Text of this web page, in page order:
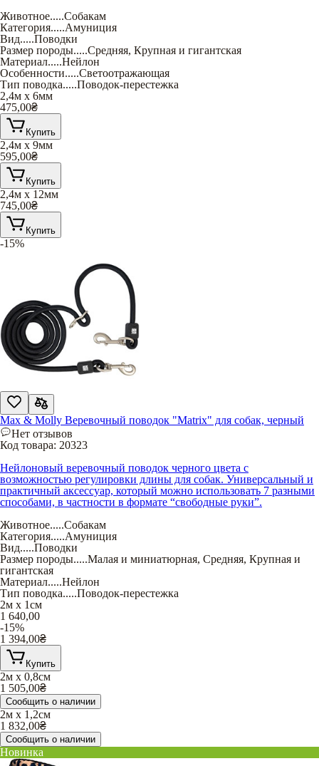
Животное.....Собакам
Категория.....Амуниция
Вид.....Поводки
Размер породы.....Средняя, Крупная и гигантская
Материал.....Нейлон
Особенности.....Светоотражающая
Тип поводка.....Поводок-перестежка
2,4м x 6мм
475,00₴
Купить
2,4м x 9мм
595,00₴
Купить
2,4м x 12мм
745,00₴
Купить
-15%
Max & Molly Веревочный поводок "Matrix" для собак, черный
Нет отзывов
Код товара: 20323
Нейлоновый веревочный поводок черного цвета с
возможностью регулировки длины для собак. Универсальный и
практичный аксессуар, который можно использовать 7 разными
способами, в частности в формате “свободные руки”.
Животное.....Собакам
Категория.....Амуниция
Вид.....Поводки
Размер породы.....Малая и миниатюрная, Средняя, Крупная и
гигантская
Материал.....Нейлон
Тип поводка.....Поводок-перестежка
2м х 1см
1 640,00
-15%
1 394,00₴
Купить
2м х 0,8см
1 505,00₴
Сообщить о наличии
2м х 1,2см
1 832,00₴
Сообщить о наличии
Новинка